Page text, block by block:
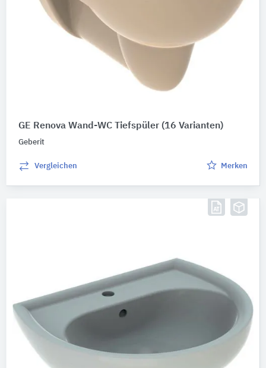
GE Renova Wand-WC Tiefspüler (16 Varianten)
Geberit
Vergleichen Merken